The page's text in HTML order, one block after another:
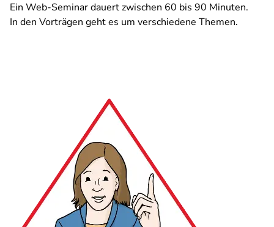
Ein Web-Seminar dauert zwischen 60 bis 90 Minuten.
In den Vorträgen geht es um verschiedene Themen.